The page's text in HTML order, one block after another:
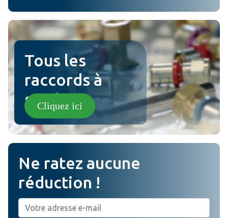
ville examen
Tous les
raccords à
sertir !
Cliquez ici
Ne ratez aucune
réduction !